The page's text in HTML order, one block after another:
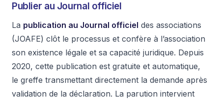
Publier au Journal officiel
La publication au Journal officiel des associations
(JOAFE) clôt le processus et confère à l’association
son existence légale et sa capacité juridique. Depuis
2020, cette publication est gratuite et automatique,
le greffe transmettant directement la demande après
validation de la déclaration. La parution intervient